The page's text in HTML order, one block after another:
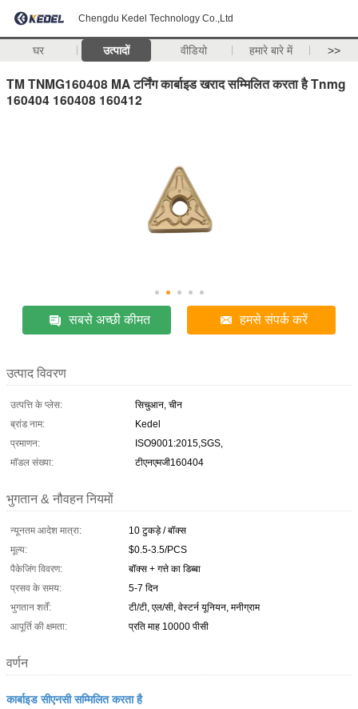
Chengdu Kedel Technology Co.,Ltd
घर उत्पादों वीडियो हमारे बारे में >>
TM TNMG160408 MA टर्निंग कार्बाइड खराद सम्मिलित करता है Tnmg
160404 160408 160412
सबसे अच्छी कीमत हमसे संपर्क करें
उत्पाद विवरण
उत्पत्ति के प्लेस:
सिचुआन, चीन
ब्रांड नाम:
Kedel
प्रमाणन:
ISO9001:2015,SGS,
मॉडल संख्या:
टीएनएमजी160404
भुगतान & नौवहन नियमों
न्यूनतम आदेश मात्रा:
10 टुकड़े / बॉक्स
मूल्य:
$0.5-3.5/PCS
पैकेजिंग विवरण:
बॉक्स + गत्ते का डिब्बा
प्रसव के समय:
5-7 दिन
भुगतान शर्तें:
टी/टी, एल/सी, वेस्टर्न यूनियन, मनीग्राम
आपूर्ति की क्षमता:
प्रति माह 10000 पीसी
वर्णन
कार्बाइड सीएनसी सम्मिलित करता है